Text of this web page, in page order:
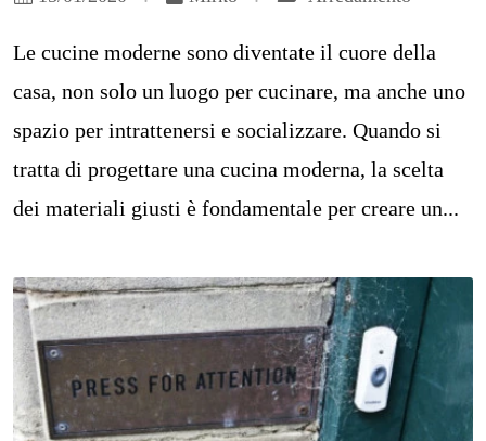
Le cucine moderne sono diventate il cuore della
casa, non solo un luogo per cucinare, ma anche uno
spazio per intrattenersi e socializzare. Quando si
tratta di progettare una cucina moderna, la scelta
dei materiali giusti è fondamentale per creare un...